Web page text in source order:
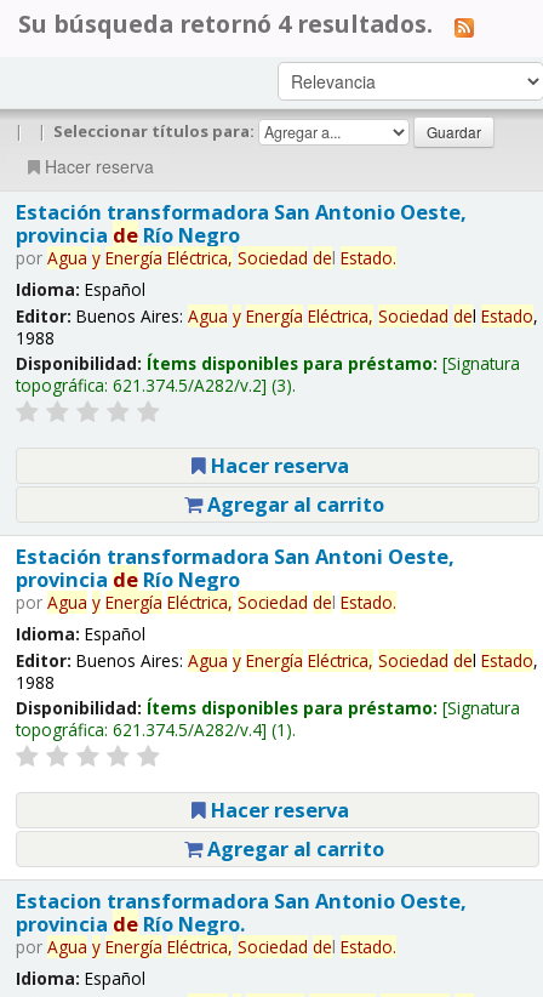
Su búsqueda retornó 4 resultados.
| | Seleccionar títulos para:
Hacer reserva
Estación transformadora San Antonio Oeste,
provincia deRío Negro
por Agua y Energía Eléctrica, Sociedad del Estado.
Idioma: Español
Editor: Buenos Aires: Agua y Energía Eléctrica, Sociedad del Estado,
1988
Disponibilidad: Ítems disponibles para préstamo: Signatura
topográfica: 621.374.5/A282/v.2 (3).
Hacer reserva
Agregar al carrito
Estación transformadora San Antoni Oeste,
provincia deRío Negro
por Agua y Energía Eléctrica, Sociedad del Estado.
Idioma: Español
Editor: Buenos Aires: Agua y Energía Eléctrica, Sociedad del Estado,
1988
Disponibilidad: Ítems disponibles para préstamo: Signatura
topográfica: 621.374.5/A282/v.4 (1).
Hacer reserva
Agregar al carrito
Estacion transformadora San Antonio Oeste,
provincia deRío Negro.
por Agua y Energía Eléctrica, Sociedad del Estado.
Idioma: Español